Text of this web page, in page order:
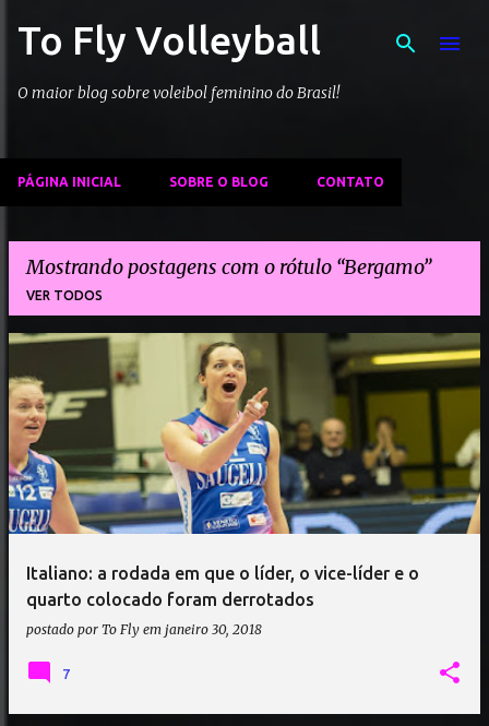
Pular para o conteúdo principal
To Fly Volleyball
O maior blog sobre voleibol feminino do Brasil!
PÁGINA INICIAL SOBRE O BLOG CONTATO
Mostrando postagens com o rótulo Bergamo
VER TODOS
P
o
t
a
g
Italiano: a rodada em que o líder, o vice-líder e o
quarto colocado foram derrotados
postado por To Fly em janeiro 30, 2018
7